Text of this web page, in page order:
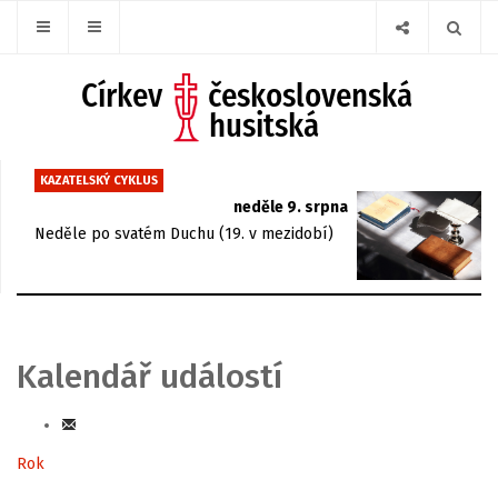
KAZATELSKÝ CYKLUS
neděle 9. srpna
Neděle po svatém Duchu (19. v mezidobí)
Kalendář událostí
Rok